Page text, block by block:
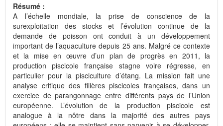
Résumé :
A l’échelle mondiale, la prise de conscience de la
surexploitation des stocks et l’évolution continue de la
demande de poisson ont conduit à un développement
important de l’aquaculture depuis 25 ans. Malgré ce contexte
et la mise en œuvre d’un plan de progrès en 2011, la
production piscicole française stagne voire régresse, en
particulier pour la pisciculture d’étang. La mission fait une
analyse critique des filières piscicoles françaises, dans un
exercice de parangonnage entre différents pays de l’Union
européenne. L’évolution de la production piscicole est
analogue à la nôtre dans la majorité des autres pays